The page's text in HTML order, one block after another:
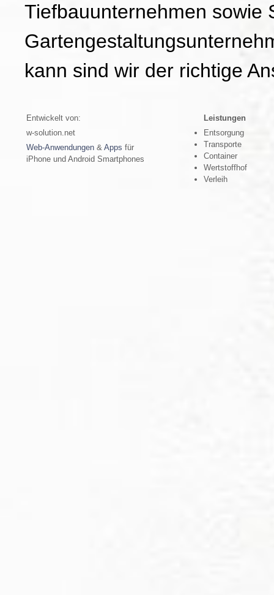
Tiefbauunternehmen sowie
kann sind wir der richtige
Entwickelt von:
w-solution.net
Web-Anwendungen & Apps für
iPhone und Android Smartphones
Leistungen
Entsorgung
Transporte
Container
Wertstoffhof
Verleih